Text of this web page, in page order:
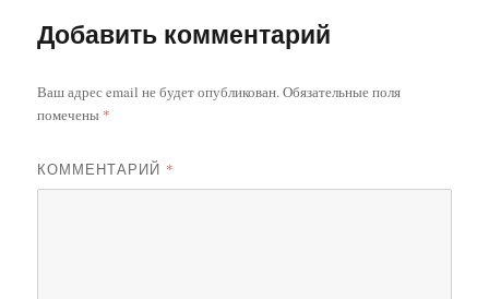
Добавить комментарий
Ваш адрес email не будет опубликован.Обязательные поля
помечены *
КОММЕНТАРИЙ *